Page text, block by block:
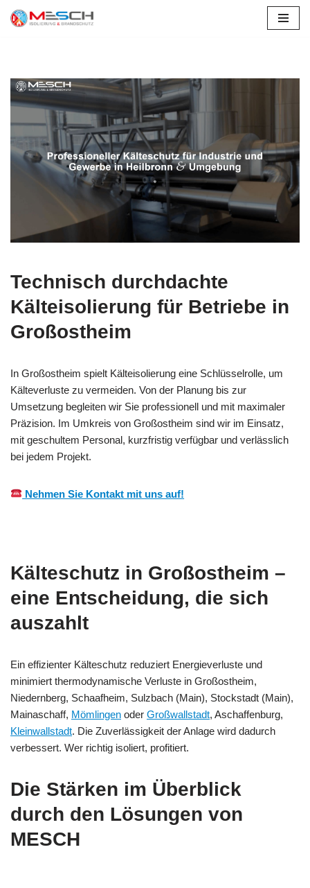
Technisch durchdachte
Kälteisolierung für Betriebe in
Großostheim
In Großostheim spielt Kälteisolierung eine Schlüsselrolle, um
Kälteverluste zu vermeiden. Von der Planung bis zur
Umsetzung begleiten wir Sie professionell und mit maximaler
Präzision. Im Umkreis von Großostheim sind wir im Einsatz,
mit geschultem Personal, kurzfristig verfügbar und verlässlich
bei jedem Projekt.
Nehmen Sie Kontakt mit uns auf!
Kälteschutz in Großostheim –
eine Entscheidung, die sich
auszahlt
Ein effizienter Kälteschutz reduziert Energieverluste und
minimiert thermodynamische Verluste in Großostheim,
Niedernberg, Schaafheim, Sulzbach (Main), Stockstadt (Main),
Mainaschaff, Mömlingen oder Großwallstadt, Aschaffenburg,
Kleinwallstadt. Die Zuverlässigkeit der Anlage wird dadurch
verbessert. Wer richtig isoliert, profitiert.
Die Stärken im Überblick
durch den Lösungen von
MESCH